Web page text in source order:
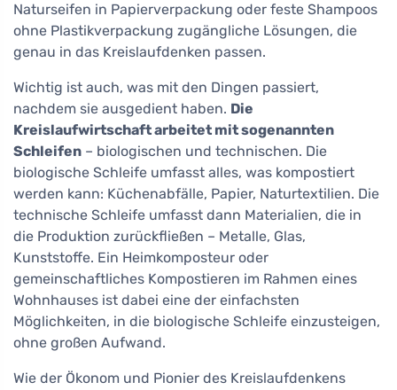
Naturseifen in Papierverpackung oder feste Shampoos
ohne Plastikverpackung zugängliche Lösungen, die
genau in das Kreislaufdenken passen.
Wichtig ist auch, was mit den Dingen passiert,
nachdem sie ausgedient haben. Die
Kreislaufwirtschaft arbeitet mit sogenannten
Schleifen – biologischen und technischen. Die
biologische Schleife umfasst alles, was kompostiert
werden kann: Küchenabfälle, Papier, Naturtextilien. Die
technische Schleife umfasst dann Materialien, die in
die Produktion zurückfließen – Metalle, Glas,
Kunststoffe. Ein Heimkomposteur oder
gemeinschaftliches Kompostieren im Rahmen eines
Wohnhauses ist dabei eine der einfachsten
Möglichkeiten, in die biologische Schleife einzusteigen,
ohne großen Aufwand.
Wie der Ökonom und Pionier des Kreislaufdenkens